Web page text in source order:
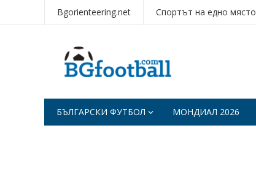
Bgorienteering.net Спортът на едно място
БЪЛГАРСКИ ФУТБОЛ МОНДИАЛ 2026